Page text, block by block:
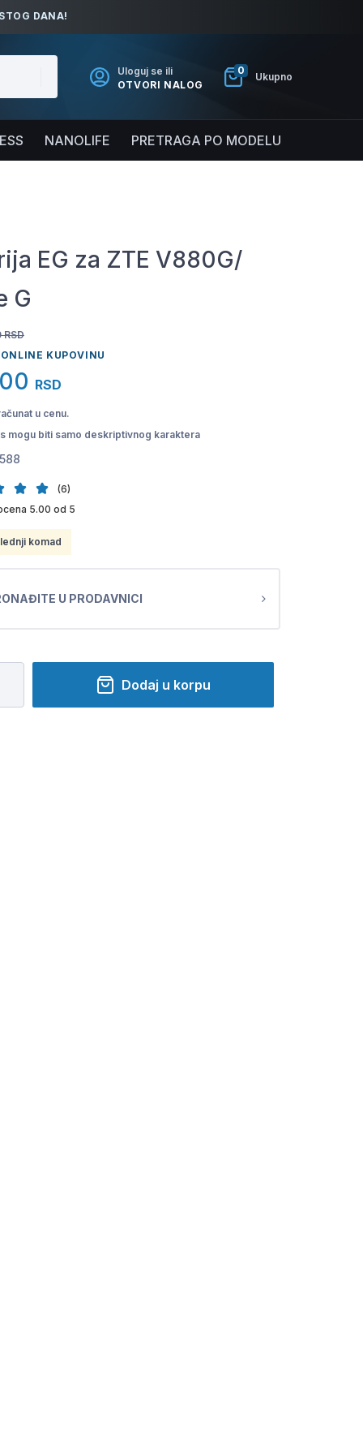
DANA!
Uloguj se ili
OTVORI NALOG
0
Ukupno
NANOLIFE PRETRAGA PO MODELU
EG za ZTE V880G/
G
RSD
KUPOVINU
RSD
u cenu.
mogu biti samo deskriptivnog karaktera
(6)
5.00 od 5
komad
U PRODAVNICI
Dodaj u korpu